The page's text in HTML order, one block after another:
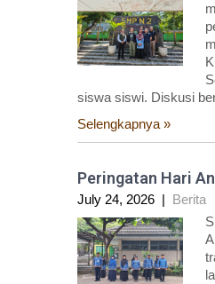
siswa siswi. Diskusi
Selengkapnya »
Peringatan Hari
July 24, 2026 | Berita